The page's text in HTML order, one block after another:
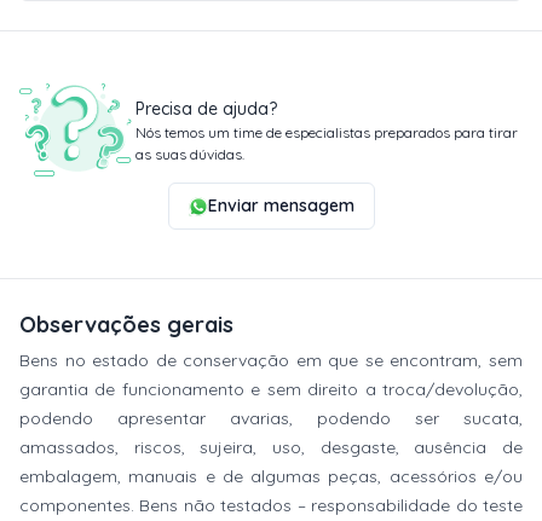
Precisa de ajuda?
Nós temos um time de especialistas preparados para tirar
as suas dúvidas.
Enviar mensagem
Observações gerais
Bens no estado de conservação em que se encontram, sem
garantia de funcionamento e sem direito a troca/devolução,
podendo apresentar avarias, podendo ser sucata,
amassados, riscos, sujeira, uso, desgaste, ausência de
embalagem, manuais e de algumas peças, acessórios e/ou
componentes. Bens não testados – responsabilidade do teste